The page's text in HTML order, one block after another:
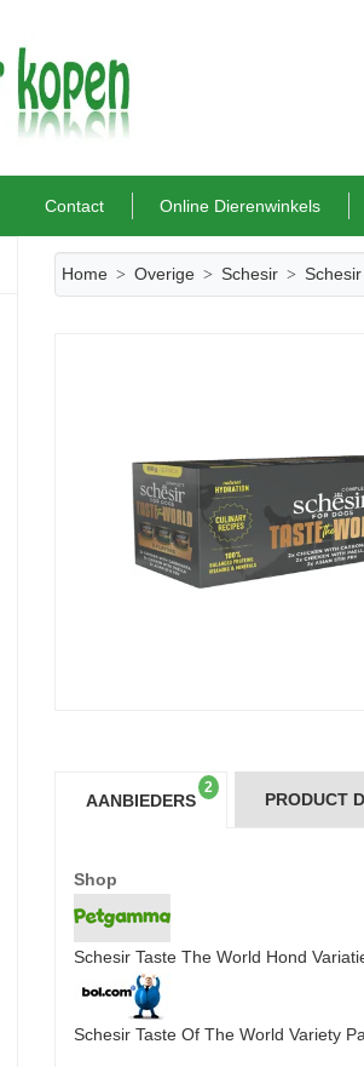
Contact Online Dierenwinkels
Home Overige Schesir
AANBIEDERS
2
PRODUCT
Shop
Schesir Taste The World Hond
Schesir Taste Of The World Variety